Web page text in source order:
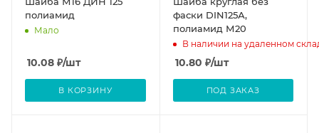
полиамид
Мало
10.08 ₽/шт
В КОРЗИНУ
фаски DIN125А,
полиамид М20
В наличии на удаленном
10.80 ₽/шт
ПОД ЗАКАЗ